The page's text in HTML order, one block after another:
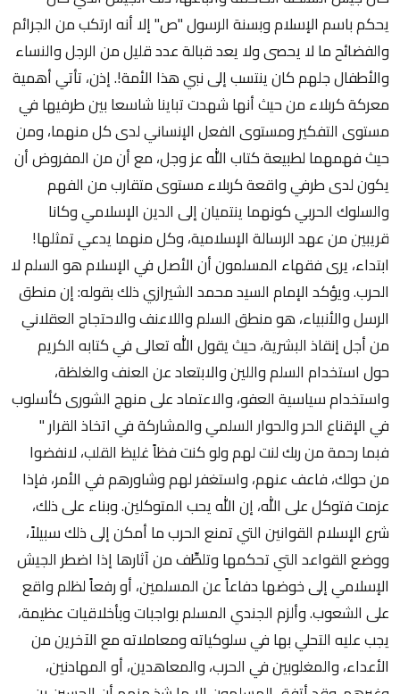
يحكم باسم الإسلام وبسنة الرسول "ص" إلا أنه ارتكب من الجرائم
والفضائح ما لا يحصى ولا يعد قبالة عدد قليل من الرجل والنساء
والأطفال جلهم كان ينتسب إلى نبي هذا الأمة!. إذن، تأتي أهمية
معركة كربلاء من حيث أنها شهدت تباينا شاسعا بين طرفيها في
مستوى التفكير ومستوى الفعل الإنساني لدى كل منهما، ومن
حيث فهمهما لطبيعة كتاب الله عز وجل، مع أن من المفروض أن
يكون لدى طرفي واقعة كربلاء مستوى متقارب من الفهم
والسلوك الحربي كونهما ينتميان إلى الدين الإسلامي وكانا
قريبين من عهد الرسالة الإسلامية، وكل منهما يدعي تمثلها!
ابتداء، يرى فقهاء المسلمون أن الأصل في الإسلام هو السلم لا
الحرب. ويؤكد الإمام السيد محمد الشيرازي ذلك بقوله: إن منطق
الرسل والأنبياء، هو منطق السلم واللاعنف والاحتجاج العقلاني
من أجل إنقاذ البشرية، حيث يقول الله تعالى في كتابه الكريم
حول استخدام السلم واللين والابتعاد عن العنف والغلظة،
واستخدام سياسية العفو، والاعتماد على منهج الشورى كأسلوب
في الإقناع الحر والحوار السلمي والمشاركة في اتخاذ القرار "
فبما رحمة من ربك لنت لهم ولو كنت فظاً غليظ القلب، لانفضوا
من حولك، فاعف عنهم، واستغفر لهم وشاورهم في الأمر، فإذا
عزمت فتوكل على الله، إن الله يحب المتوكلين. وبناء على ذلك،
شرع الإسلام القوانين التي تمنع الحرب ما أمكن إلى ذلك سبيلاً،
ووضع القواعد التي تحكمها وتلطِّف من آثارها إذا اضطر الجيش
الإسلامي إلى خوضها دفاعاً عن المسلمين، أو رفعاً لظلم واقع
على الشعوب. وألزم الجندي المسلم بواجبات وبأخلاقيات عظيمة،
يجب عليه التحلي بها في سلوكياته ومعاملاته مع الآخرين من
الأعداء، والمغلوبين في الحرب، والمعاهدين، أو المهادنين،